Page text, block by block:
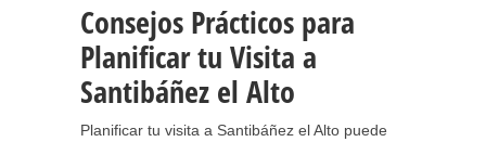
Consejos Prácticos para
Planificar tu Visita a
Santibáñez el Alto
Planificar tu visita a Santibáñez el Alto puede